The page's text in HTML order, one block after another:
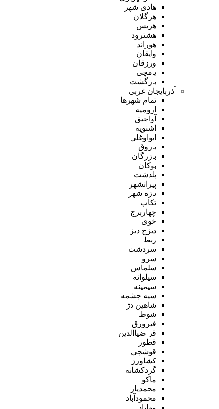
هادی شهر
هرگلان
هریس
هشترود
هوراند
وایقان
ورزقان
یامچی
بازگشت
آذربایجان غربی
تمام شهر‌ها
ارومیه
آواجیق
اشنویه
ایواوغلی
باروق
بازرگان
بوکان
پلدشت
پیرانشهر
تازه شهر
تکاب
چهاربرج
خوی
دیزج دیز
ربط
سردشت
سرو
سلماس
سیلوانه
سیمینه
سیه چشمه
شاهین دژ
شوط
فیرورق
قر ضیاالدین
قطور
قوشچی
کشاورز
گردکشانه
ماکو
محمدیار
محمودآباد
مهاباد